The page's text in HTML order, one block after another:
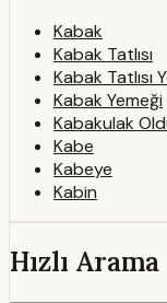
Kabak
Kabak Tatlısı
Kabak Tatlısı
Kabak Yemeği
Kabakulak
Kabe
Kabeye
Kabin
Hızlı Arama